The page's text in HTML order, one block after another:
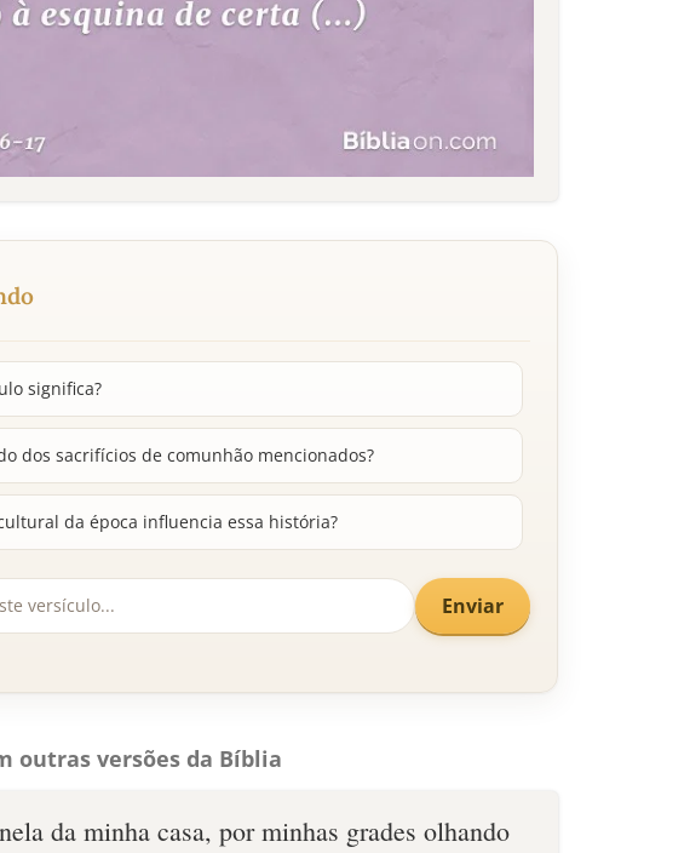
significa?
dos sacrifícios de comunhão mencionados?
da época influencia essa história?
Enviar
outras versões da Bíblia
da minha casa, por minhas grades olhando